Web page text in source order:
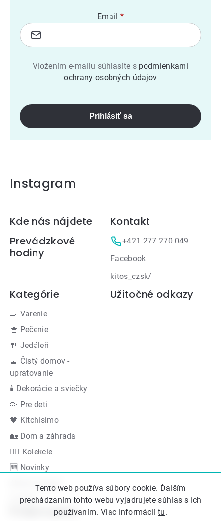
Tento web používa súbory cookie. Ďalším
prechádzaním tohto webu vyjadrujete súhlas s ich
používaním. Viac informácií tu.
Email
Vložením e-mailu súhlasíte s podmienkami
ochrany osobných údajov
Prihlásiť sa
Instagram
Zápätie
Kde nás nájdete
Prevádzkové
hodiny
Kontakt
+421 277 270 049
Facebook
kitos_czsk/
Kategórie
🍳 Varenie
🧁 Pečenie
🍴 Jedáleň
🧹 Čistý domov -
upratovanie
🕯 Dekorácie a sviečky
🥳 Pre deti
🖤 Kitchisimo
🏡 Dom a záhrada
👍🏻 Kolekcie
🆕 Novinky
Akčná ponuka
Značky
Užitočné odkazy
Podporujeme